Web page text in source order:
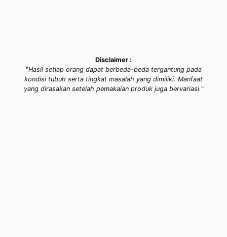
Disclaimer :
"Hasil setiap orang dapat berbeda-beda tergantung pada
kondisi tubuh serta tingkat masalah yang dimiliki. Manfaat
yang dirasakan setelah pemakaian produk juga bervariasi. "